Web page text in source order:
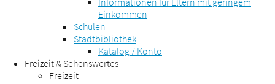
Einkommen
Schulen
Stadtbibliothek
Katalog / Konto
Freizeit & Sehenswertes
Freizeit